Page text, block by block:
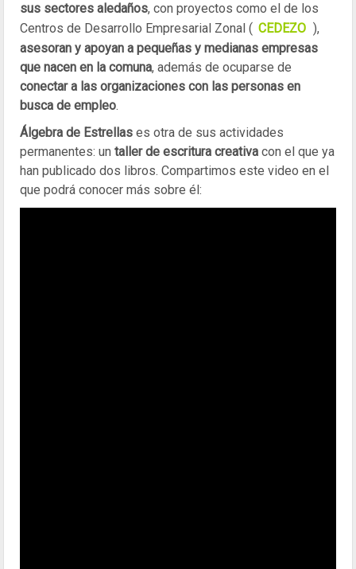
sus sectores aledaños, con proyectos como el de los
Centros de Desarrollo Empresarial Zonal ( CEDEZO ),
asesoran y apoyan a pequeñas y medianas empresas
que nacen en la comuna, además de ocuparse de
conectar a las organizaciones con las personas en
busca de empleo.
Álgebra de Estrellas es otra de sus actividades
permanentes: un taller de escritura creativa con el que ya
han publicado dos libros. Compartimos este video en el
que podrá conocer más sobre él: